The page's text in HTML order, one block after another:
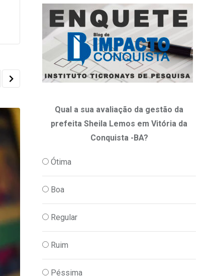
Qual a sua avaliação da gestão da
prefeita Sheila Lemos em Vitória da
Conquista -BA?
Ótima
Boa
Regular
Ruim
Péssima